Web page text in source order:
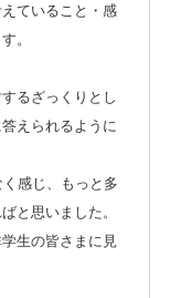
ていること・感
。
るざっくりとし
えられるように
感じ、もっと多
と思いました。
生の皆さまに見